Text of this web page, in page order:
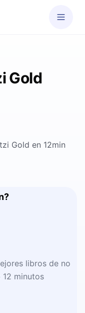
Gold
Gold en 12min
libros de no
minutos